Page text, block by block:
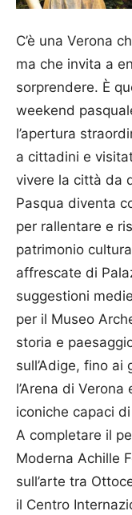
C’è una Verona
ma che invita a
sorprendere. È
weekend
l’apertura
a cittadini e
vivere la città da
Pasqua diventa
per rallentare e
patrimonio
affrescate di
suggestioni
per il Museo
storia e
sull’Adige, fino
l’Arena di
iconiche capaci
A completare il
Moderna Achille
sull’arte tra
il Centro